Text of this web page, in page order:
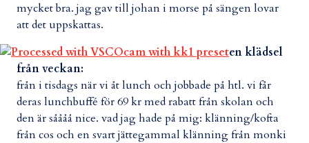
mycket bra. jag gav till johan i morse på sängen lovar
att det uppskattas.
en klädsel
från veckan:
från i tisdags när vi åt lunch och jobbade på htl. vi får
deras lunchbuffé för 69 kr med rabatt från skolan och
den är såååå nice. vad jag hade på mig: klänning/kofta
från cos och en svart jättegammal klänning från monki